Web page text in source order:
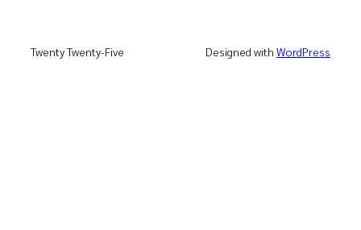
Twenty Twenty-Five Designed with WordPress